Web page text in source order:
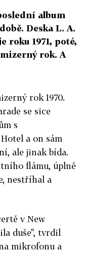
album
Deska L. A.
roku 1971, poté,
rok. A
rok 1970.
se sice
s
a on sám
ale jinak bída.
flámu, úplně
nestříhal a
v New
duše", tvrdil
mikrofonu a